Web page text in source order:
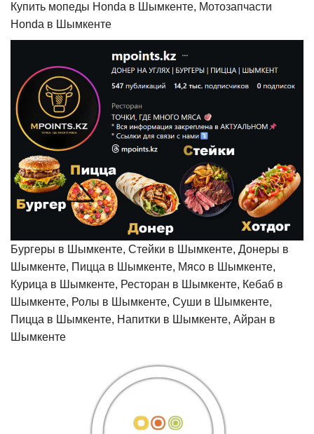
Купить мопеды Honda в Шымкенте, Мотозапчасти
Honda в Шымкенте
Бургеры в Шымкенте, Стейки в Шымкенте, Донеры в
Шымкенте, Пицца в Шымкенте, Мясо в Шымкенте,
Курица в Шымкенте, Ресторан в Шымкенте, Кебаб в
Шымкенте, Ролы в Шымкенте, Суши в Шымкенте,
Пицца в Шымкенте, Напитки в Шымкенте, Айран в
Шымкенте